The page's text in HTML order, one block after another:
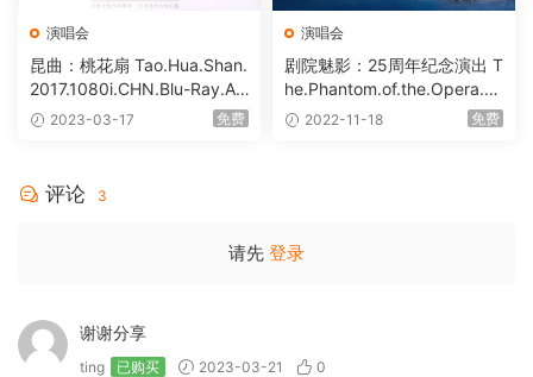
演唱会
昆曲：桃花扇 Tao.Hua.Shan.
2017.1080i.CHN.Blu-Ray.AV
C.LPCM.2.0 [BDISO 42.81G
2023-03-17 免费
演唱会
剧院魅影：25周年纪念演出 T
he.Phantom.of.the.Opera.a
t.The.Royal.Albert.Hall.2011.
2022-11-18 免费
评论 3
请先 登录
谢谢分享
ting 已购买 2023-03-21 0